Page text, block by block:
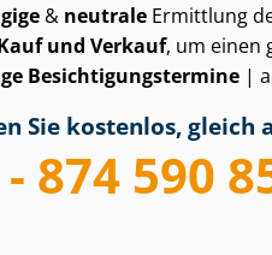
& neutrale Ermittlung
und Verkauf, um einen
Be­sich­ti­gungs­ter­mi­ne |
Sie kostenlos, gleich
874 590